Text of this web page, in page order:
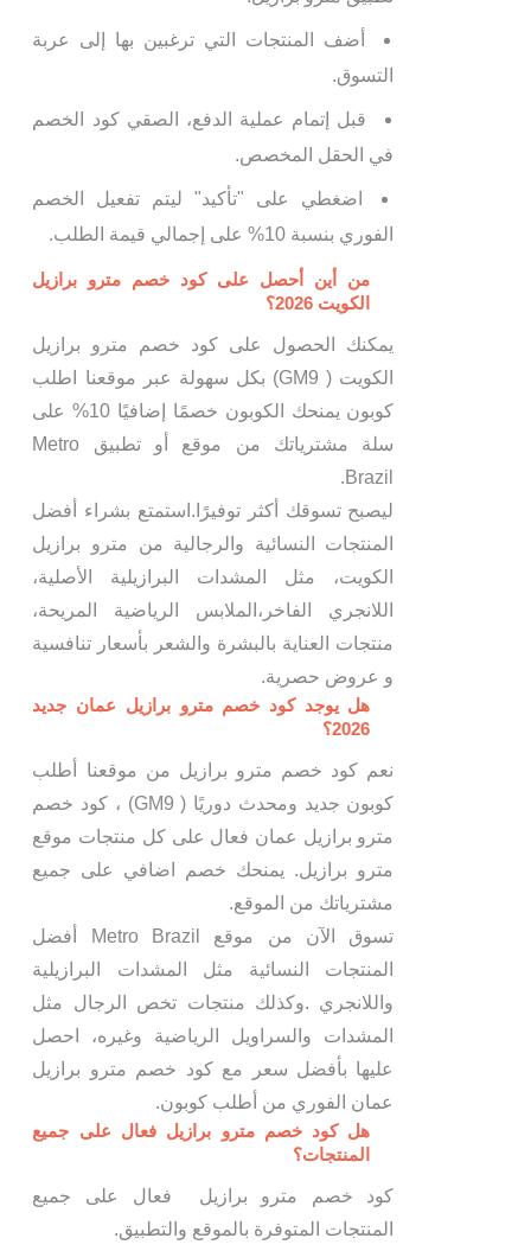
أضف المنتجات التي ترغبين بها إلى عربة
التسوق.
قبل إتمام عملية الدفع، الصقي كود الخصم
في الحقل المخصص.
اضغطي على "تأكيد" ليتم تفعيل الخصم
الفوري بنسبة 10% على إجمالي قيمة الطلب.
من أين أحصل على كود خصم مترو برازيل
الكويت 2026؟
يمكنك الحصول على كود خصم مترو برازيل
الكويت ( GM9) بكل سهولة عبر موقعنا اطلب
كوبون يمنحك الكوبون خصمًا إضافيًا 10% على
سلة مشترياتك من موقع أو تطبيق Metro
Brazil.
ليصبح تسوقك أكثر توفيرًا.استمتع بشراء أفضل
المنتجات النسائية والرجالية من مترو برازيل
الكويت، مثل المشدات البرازيلية الأصلية،
اللانجري الفاخر،الملابس الرياضية المريحة،
منتجات العناية بالبشرة والشعر بأسعار تنافسية
و عروض حصرية.
هل يوجد كود خصم مترو برازيل عمان جديد
2026؟
نعم كود خصم مترو برازيل من موقعنا أطلب
كوبون جديد ومحدث دوريًا ( GM9) ، كود خصم
مترو برازيل عمان فعال على كل منتجات موقع
مترو برازيل. يمنحك خصم اضافي على جميع
مشترياتك من الموقع.
تسوق الآن من موقع Metro Brazil أفضل
المنتجات النسائية مثل المشدات البرازيلية
واللانجري .وكذلك منتجات تخص الرجال مثل
المشدات والسراويل الرياضية وغيره، احصل
عليها بأفضل سعر مع كود خصم مترو برازيل
عمان الفوري من أطلب كوبون.
هل كود خصم مترو برازيل فعال على جميع
المنتجات؟
كود خصم مترو برازيل فعال على جميع
المنتجات المتوفرة بالموقع والتطبيق.